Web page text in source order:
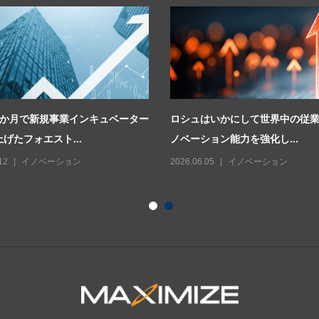
月で新規事業インキュベーター
げたフォエスト...
イノベーション
ロシュはいかにして世界中の従
ノベーション能力を強化し...
2026.06.05 イノベーション